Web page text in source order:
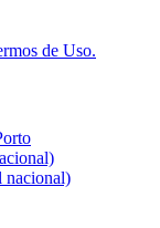
de Uso.
nacional)